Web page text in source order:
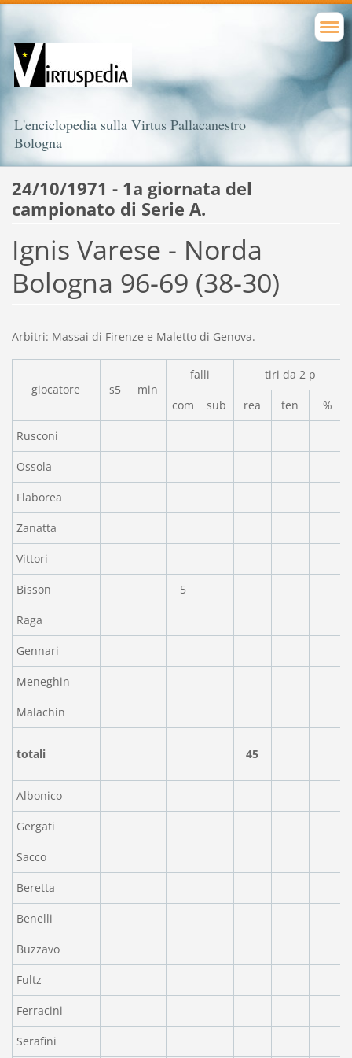
L'enciclopedia sulla Virtus Pallacanestro
Bologna
24/10/1971 - 1a giornata del
campionato di Serie A.
Ignis Varese - Norda
Bologna 96-69 (38-30)
Arbitri: Massai di Firenze e Maletto di Genova.
giocatore s5 min
falli tiri da 2 p
com sub rea ten %
Rusconi
Ossola
Flaborea
Zanatta
Vittori
Bisson 5
Raga
Gennari
Meneghin
Malachin
totali 45
Albonico
Gergati
Sacco
Beretta
Benelli
Buzzavo
Fultz
Ferracini
Serafini